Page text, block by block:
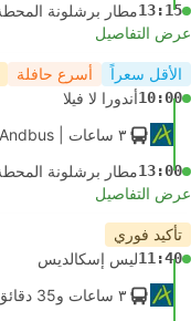
13:15مطار برشلونة المحطة
عرض التفاصيل
الأقل سعراً أسرع حافلة
10:00أندورا لا فيلا
٣ ساعات
13:00مطار برشلونة المحطة
عرض التفاصيل
تأكيد فوري
11:40ليس إسكالديس
٣ ساعات و‫35 دقائق